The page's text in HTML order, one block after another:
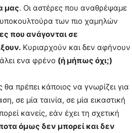
μας. Οι αστέρες που αναθρέψαμε
υποκουλτούρα των πιο χαμηλών
που ανάγονται σε
Κυριαρχούν και δεν αφήνουν
ενα φρένο (ή μήπως όχι;)
πρέπει κάποιος να γνωρίζει για
σε μία ταινία, σε μία εικαστική
κανείς, εάν έχει τη σχετική
όμως δεν μπορεί και δεν